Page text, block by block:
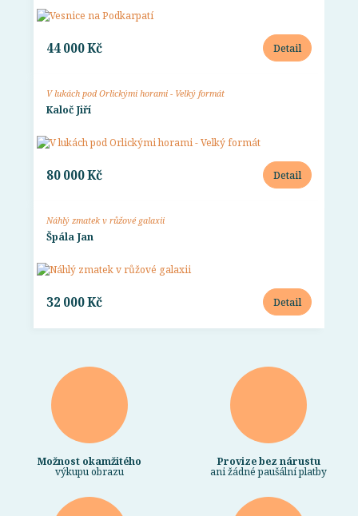
44 000 Kč Detail
V lukách pod Orlickými horami - Velký formát
Kaloč Jiří
80 000 Kč Detail
Náhlý zmatek v růžové galaxii
Špála Jan
32 000 Kč Detail
Možnost okamžitého
výkupu obrazu
Provize bez nárustu
ani žádné paušální platby